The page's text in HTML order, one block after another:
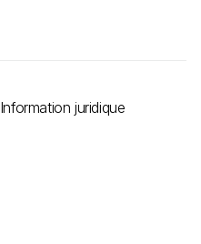
Information juridique